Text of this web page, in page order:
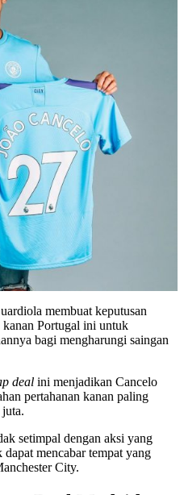
membuat keputusan
kanan Portugal ini untuk
bagi mengharungi saingan
deal ini menjadikan Cancelo
pertahanan kanan paling
setimpal dengan aksi yang
mencabar tempat yang
City.